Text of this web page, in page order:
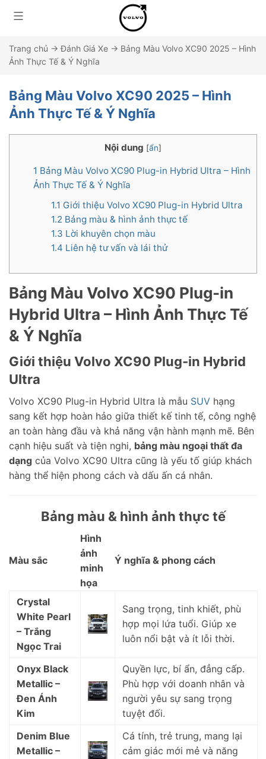
Trang chủ → Đánh Giá Xe → Bảng Màu Volvo XC90 2025 – Hình
Ảnh Thực Tế & Ý Nghĩa
Bảng Màu Volvo XC90 2025 – Hình
Ảnh Thực Tế & Ý Nghĩa
Nội dung [ẩn]
1 Bảng Màu Volvo XC90 Plug-in Hybrid Ultra – Hình
Ảnh Thực Tế & Ý Nghĩa
1.1 Giới thiệu Volvo XC90 Plug-in Hybrid Ultra
1.2 Bảng màu & hình ảnh thực tế
1.3 Lời khuyên chọn màu
1.4 Liên hệ tư vấn và lái thử
Bảng Màu Volvo XC90 Plug-in
Hybrid Ultra – Hình Ảnh Thực Tế
& Ý Nghĩa
Giới thiệu Volvo XC90 Plug-in Hybrid
Ultra
Volvo XC90 Plug-in Hybrid Ultra là mẫu SUV hạng
sang kết hợp hoàn hảo giữa thiết kế tinh tế, công nghệ
an toàn hàng đầu và khả năng vận hành mạnh mẽ. Bên
cạnh hiệu suất và tiện nghi, bảng màu ngoại thất đa
dạng của Volvo XC90 Ultra cũng là yếu tố giúp khách
hàng thể hiện phong cách và dấu ấn cá nhân.
Bảng màu & hình ảnh thực tế
Màu sắc
Hình
ảnh
minh
họa
Ý nghĩa & phong cách
Crystal
White Pearl
– Trắng
Ngọc Trai
Sang trọng, tinh khiết, phù
hợp mọi lứa tuổi. Giúp xe
luôn nổi bật và ít lỗi thời.
Onyx Black
Metallic –
Đen Ánh
Kim
Quyền lực, bí ẩn, đẳng cấp.
Phù hợp với doanh nhân và
người yêu sự sang trọng
tuyệt đối.
Denim Blue
Metallic –
Cá tính, trẻ trung, mang lại
cảm giác mới mẻ và năng